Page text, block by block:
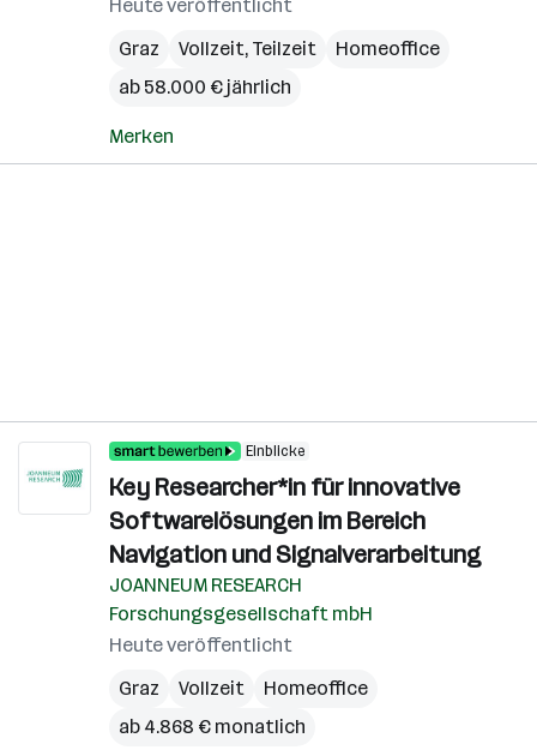
Heute veröffentlicht
Graz
Vollzeit, Teilzeit
Homeoffice
ab 58.000 € jährlich
Merken
Einblicke
Key Researcher*in für innovative
Softwarelösungen im Bereich
Navigation und Signalverarbeitung
JOANNEUM RESEARCH
Forschungsgesellschaft mbH
Heute veröffentlicht
Graz
Vollzeit
Homeoffice
ab 4.868 € monatlich